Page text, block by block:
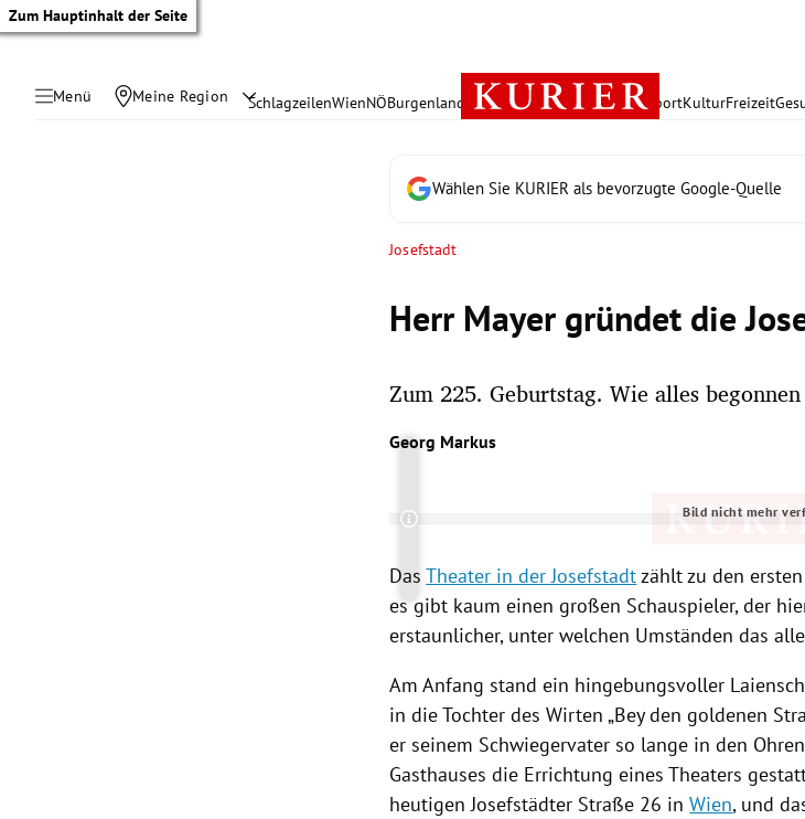
Zum Hauptinhalt der Seite
Menü Meine Region SchlagzeilenWienNÖBurgenland Österreich PolitikWirtschaft SportKulturFreizeit
Wählen Sie KURIER als bevorzugte Google-Quelle
Josefstadt
Herr Mayer gründet die
Zum 225. Geburtstag. Wie alles
Georg Markus
Bild nicht mehr
Copyright-Hinweis öffnen/schließen
DasTheater in der Josefstadtzählt zu den
es gibt kaum einen großen Schauspieler, der
erstaunlicher, unter welchen Umständen das
Am Anfang stand ein hingebungsvoller
in die Tochter des Wirten „Bey den goldenen
er seinem Schwiegervater so lange in den
Gasthauses die Errichtung eines Theaters
heutigen Josefstädter Straße 26 inWien, und